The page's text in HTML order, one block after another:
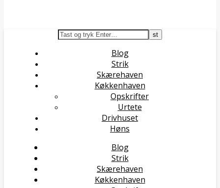
Blog
Strik
Skærehaven
Køkkenhaven
Opskrifter
Urtete
Drivhuset
Høns
Blog
Strik
Skærehaven
Køkkenhaven